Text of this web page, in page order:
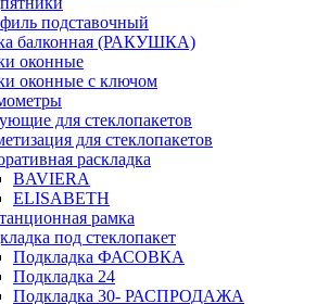
подставочный
балконная (РАКУШКА)
оконные
оконные с ключом
для стеклопакетов
для стеклопакетов
раскладка
BAVIERA
ELISABETH
рамка
под стеклопакет
Подкладка ФАСОВКА
Подкладка 24
Подкладка 30- РАСПРОДАЖА